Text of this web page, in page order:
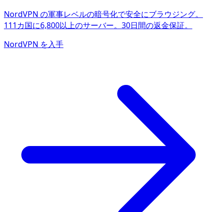
NordVPN の軍事レベルの暗号化で安全にブラウジング。
111カ国に6,800以上のサーバー。30日間の返金保証。
NordVPN を入手